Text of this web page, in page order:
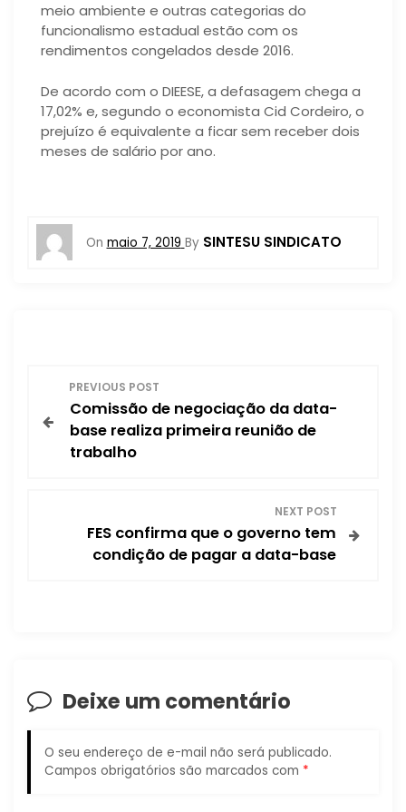
meio ambiente e outras categorias do
funcionalismo estadual estão com os
rendimentos congelados desde 2016.
De acordo com o DIEESE, a defasagem chega a
17,02% e, segundo o economista Cid Cordeiro, o
prejuízo é equivalente a ficar sem receber dois
meses de salário por ano.
On maio 7, 2019 By SINTESU SINDICATO
a
o
d
e
PREVIOUS POST
Comissão de negociação da data-
base realiza primeira reunião de
trabalho
NEXT POST
FES confirma que o governo tem
condição de pagar a data-base
Deixe um comentário
O seu endereço de e-mail não será publicado.
Campos obrigatórios são marcados com *